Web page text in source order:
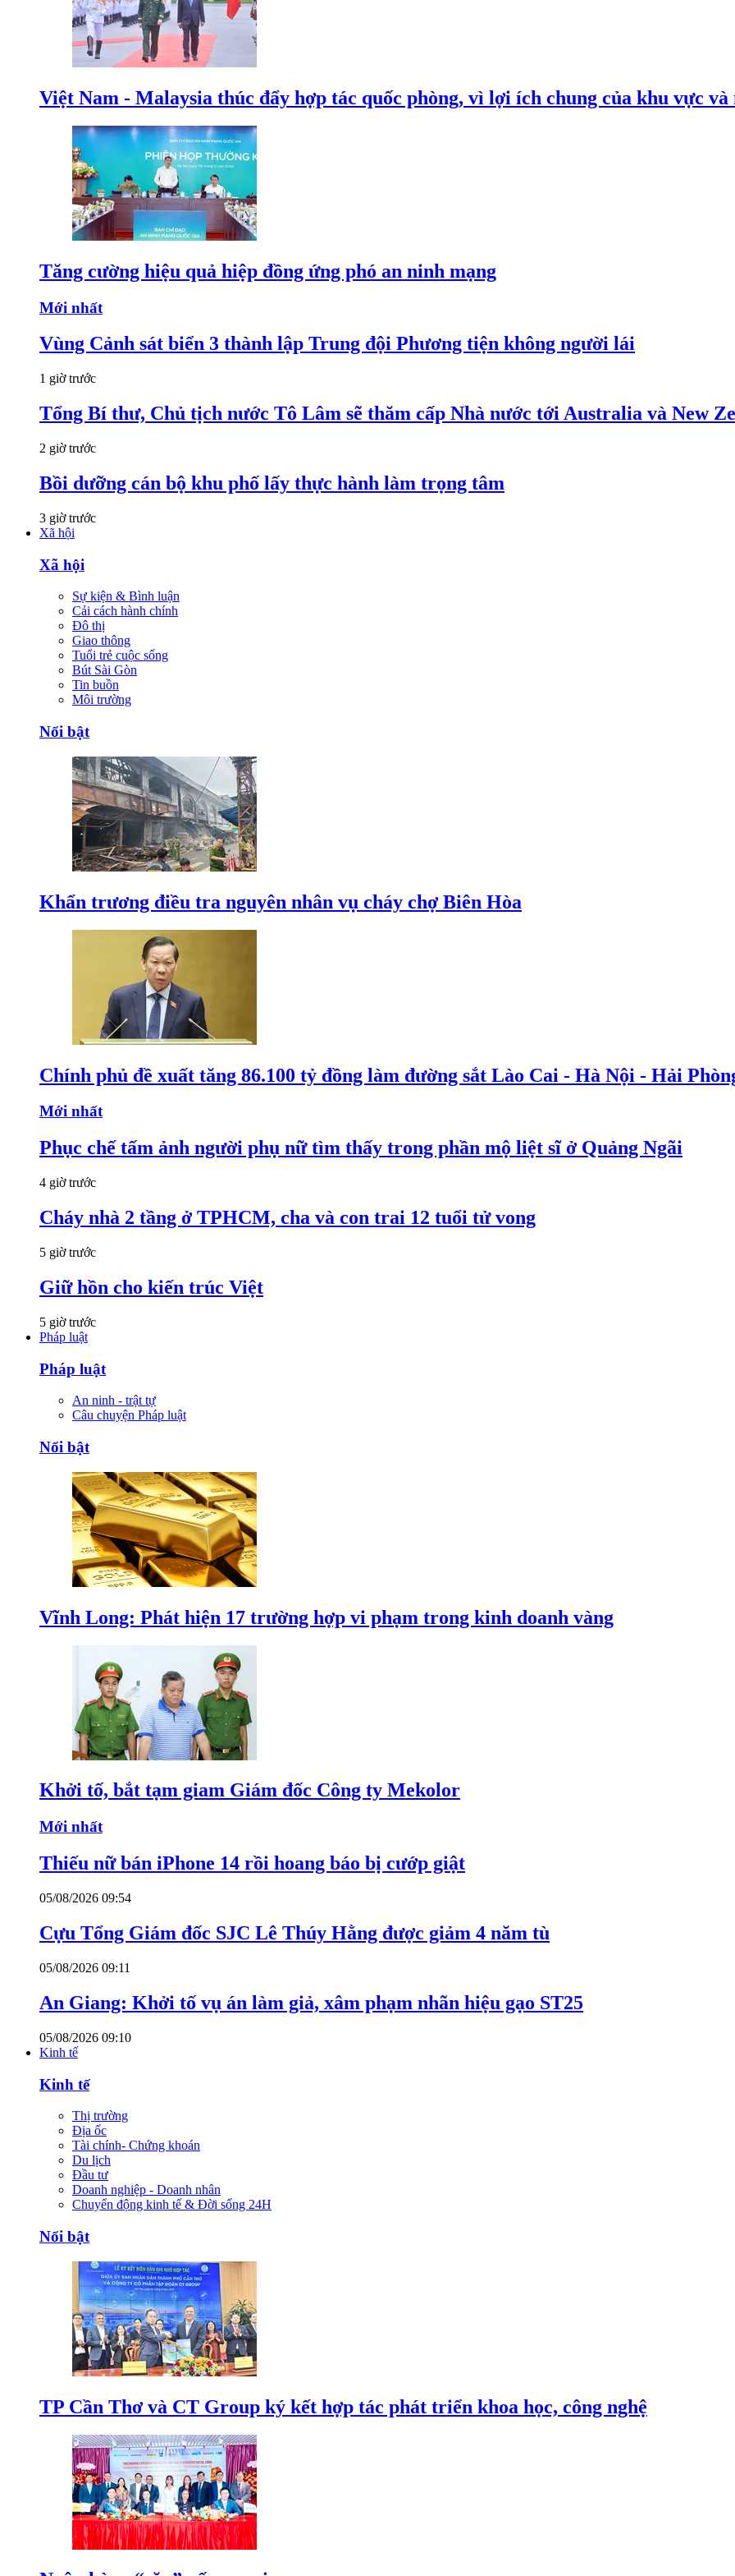
Việt Nam - Malaysia thúc đẩy hợp tác quốc phòng, vì lợi ích chung của khu vực và
Tăng cường hiệu quả hiệp đồng ứng phó an ninh mạng
Mới nhất
Vùng Cảnh sát biển 3 thành lập Trung đội Phương tiện không người lái
1 giờ trước
Tổng Bí thư, Chủ tịch nước Tô Lâm sẽ thăm cấp Nhà nước tới Australia và New
2 giờ trước
Bồi dưỡng cán bộ khu phố lấy thực hành làm trọng tâm
3 giờ trước
Xã hội
Xã hội
Sự kiện & Bình luận
Cải cách hành chính
Đô thị
Giao thông
Tuổi trẻ cuộc sống
Bút Sài Gòn
Tin buồn
Môi trường
Nổi bật
Khẩn trương điều tra nguyên nhân vụ cháy chợ Biên Hòa
Chính phủ đề xuất tăng 86.100 tỷ đồng làm đường sắt Lào Cai - Hà Nội - Hải
Mới nhất
Phục chế tấm ảnh người phụ nữ tìm thấy trong phần mộ liệt sĩ ở Quảng Ngãi
4 giờ trước
Cháy nhà 2 tầng ở TPHCM, cha và con trai 12 tuổi tử vong
5 giờ trước
Giữ hồn cho kiến trúc Việt
5 giờ trước
Pháp luật
Pháp luật
An ninh - trật tự
Câu chuyện Pháp luật
Nổi bật
Vĩnh Long: Phát hiện 17 trường hợp vi phạm trong kinh doanh vàng
Khởi tố, bắt tạm giam Giám đốc Công ty Mekolor
Mới nhất
Thiếu nữ bán iPhone 14 rồi hoang báo bị cướp giật
05/08/2026 09:54
Cựu Tổng Giám đốc SJC Lê Thúy Hằng được giảm 4 năm tù
05/08/2026 09:11
An Giang: Khởi tố vụ án làm giả, xâm phạm nhãn hiệu gạo ST25
05/08/2026 09:10
Kinh tế
Kinh tế
Thị trường
Địa ốc
Tài chính- Chứng khoán
Du lịch
Đầu tư
Doanh nghiệp - Doanh nhân
Chuyển động kinh tế & Đời sống 24H
Nổi bật
TP Cần Thơ và CT Group ký kết hợp tác phát triển khoa học, công nghệ